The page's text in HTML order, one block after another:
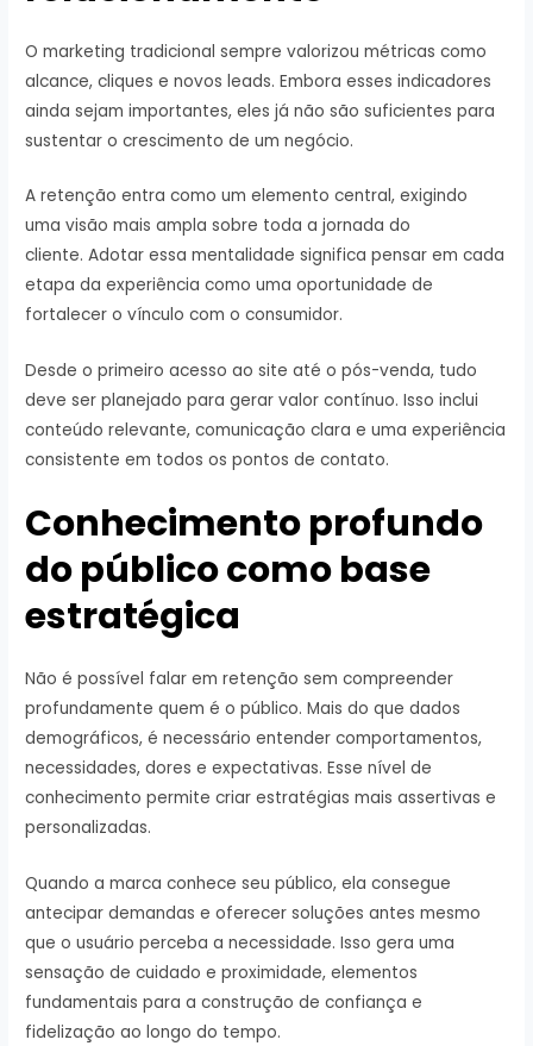
O marketing tradicional sempre valorizou métricas como
alcance, cliques e novos leads. Embora esses indicadores
ainda sejam importantes, eles já não são suficientes para
sustentar o crescimento de um negócio.
A retenção entra como um elemento central, exigindo
uma visão mais ampla sobre toda a jornada do
cliente. Adotar essa mentalidade significa pensar em cada
etapa da experiência como uma oportunidade de
fortalecer o vínculo com o consumidor.
Desde o primeiro acesso ao site até o pós-venda, tudo
deve ser planejado para gerar valor contínuo. Isso inclui
conteúdo relevante, comunicação clara e uma experiência
consistente em todos os pontos de contato.
Conhecimento profundo
do público como base
estratégica
Não é possível falar em retenção sem compreender
profundamente quem é o público. Mais do que dados
demográficos, é necessário entender comportamentos,
necessidades, dores e expectativas. Esse nível de
conhecimento permite criar estratégias mais assertivas e
personalizadas.
Quando a marca conhece seu público, ela consegue
antecipar demandas e oferecer soluções antes mesmo
que o usuário perceba a necessidade. Isso gera uma
sensação de cuidado e proximidade, elementos
fundamentais para a construção de confiança e
fidelização ao longo do tempo.